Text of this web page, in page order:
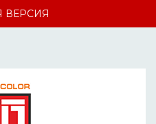
ВЕРСИЯ